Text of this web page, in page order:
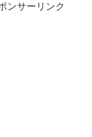
ンサーリンク